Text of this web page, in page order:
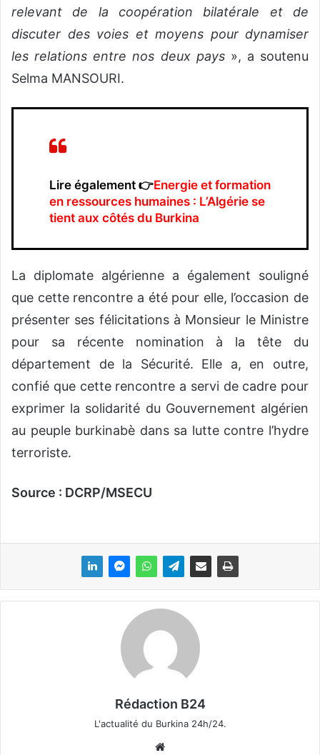
relevant de la coopération bilatérale et de
discuter des voies et moyens pour dynamiser
les relations entre nos deux pays», a soutenu
Selma MANSOURI.
Lire également 👉Energie et formation
en ressources humaines : L’Algérie se
tient aux côtés du Burkina
La diplomate algérienne a également souligné
que cette rencontre a été pour elle, l’occasion de
présenter ses félicitations à Monsieur le Ministre
pour sa récente nomination à la tête du
département de la Sécurité. Elle a, en outre,
confié que cette rencontre a servi de cadre pour
exprimer la solidarité du Gouvernement algérien
au peuple burkinabè dans sa lutte contre l’hydre
terroriste.
Source : DCRP/MSECU
Rédaction B24
L'actualité du Burkina 24h/24.